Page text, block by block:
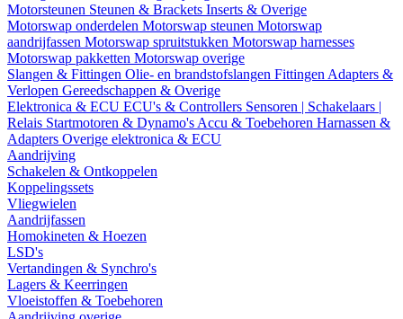
Motorsteunen Steunen & Brackets Inserts & Overige
Motorswap onderdelen Motorswap steunen Motorswap
aandrijfassen Motorswap spruitstukken Motorswap harnesses
Motorswap pakketten Motorswap overige
Slangen & Fittingen Olie- en brandstofslangen Fittingen Adapters &
Verlopen Gereedschappen & Overige
Elektronica & ECU ECU's & Controllers Sensoren | Schakelaars |
Relais Startmotoren & Dynamo's Accu & Toebehoren Harnassen &
Adapters Overige elektronica & ECU
Aandrijving
Schakelen & Ontkoppelen
Koppelingssets
Vliegwielen
Aandrijfassen
Homokineten & Hoezen
LSD's
Vertandingen & Synchro's
Lagers & Keerringen
Vloeistoffen & Toebehoren